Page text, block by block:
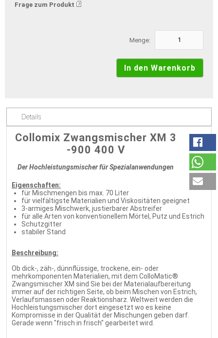
Frage zum Produkt
Menge:
Details
Collomix Zwangsmischer XM 3
-900 400 V
Der Hochleistungsmischer für Spezialanwendungen
Eigenschaften:
für Mischmengen bis max. 70 Liter
für vielfältigste Materialien und Viskositäten geeignet
3-armiges Mischwerk, justierbarer Abstreifer
für alle Arten von konventionellem Mörtel, Putz und Estrich
Schutzgitter
stabiler Stand
Beschreibung:
Ob dick-, zäh-, dünnflüssige, trockene, ein- oder
mehrkomponenten Materialien, mit dem ColloMatic®
Zwangsmischer XM sind Sie bei der Materialaufbereitung
immer auf der richtigen Seite, ob beim Mischen von Estrich,
Verlaufsmassen oder Reaktionsharz. Weltweit werden die
Hochleistungsmischer dort eingesetzt wo es keine
Kompromisse in der Qualität der Mischungen geben darf.
Gerade wenn "frisch in frisch" gearbeitet wird.